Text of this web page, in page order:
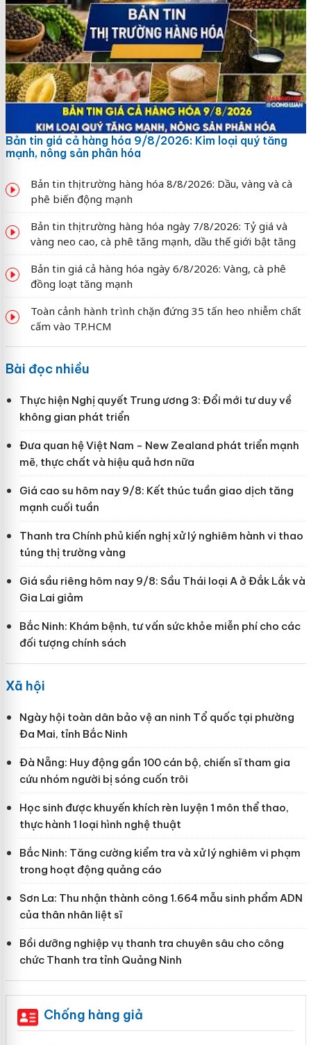
Bản tin giá cả hàng hóa 9/8/2026: Kim loại quý tăng
mạnh, nông sản phân hóa
Bản tin thị trường hàng hóa 8/8/2026: Dầu, vàng và cà
phê biến động mạnh
Bản tin thị trường hàng hóa ngày 7/8/2026: Tỷ giá và
vàng neo cao, cà phê tăng mạnh, dầu thế giới bật tăng
Bản tin giá cả hàng hóa ngày 6/8/2026: Vàng, cà phê
đồng loạt tăng mạnh
Toàn cảnh hành trình chặn đứng 35 tấn heo nhiễm chất
cấm vào TP.HCM
Bài đọc nhiều
Thực hiện Nghị quyết Trung ương 3: Đổi mới tư duy về
không gian phát triển
Đưa quan hệ Việt Nam - New Zealand phát triển mạnh
mẽ, thực chất và hiệu quả hơn nữa
Giá cao su hôm nay 9/8: Kết thúc tuần giao dịch tăng
mạnh cuối tuần
Thanh tra Chính phủ kiến nghị xử lý nghiêm hành vi thao
túng thị trường vàng
Giá sầu riêng hôm nay 9/8: Sầu Thái loại A ở Đắk Lắk và
Gia Lai giảm
Bắc Ninh: Khám bệnh, tư vấn sức khỏe miễn phí cho các
đối tượng chính sách
Xã hội
Ngày hội toàn dân bảo vệ an ninh Tổ quốc tại phường
Đa Mai, tỉnh Bắc Ninh
Đà Nẵng: Huy động gần 100 cán bộ, chiến sĩ tham gia
cứu nhóm người bị sóng cuốn trôi
Học sinh được khuyến khích rèn luyện 1 môn thể thao,
thực hành 1 loại hình nghệ thuật
Bắc Ninh: Tăng cường kiểm tra và xử lý nghiêm vi phạm
trong hoạt động quảng cáo
Sơn La: Thu nhận thành công 1.664 mẫu sinh phẩm ADN
của thân nhân liệt sĩ
Bồi dưỡng nghiệp vụ thanh tra chuyên sâu cho công
chức Thanh tra tỉnh Quảng Ninh
Chống hàng giả